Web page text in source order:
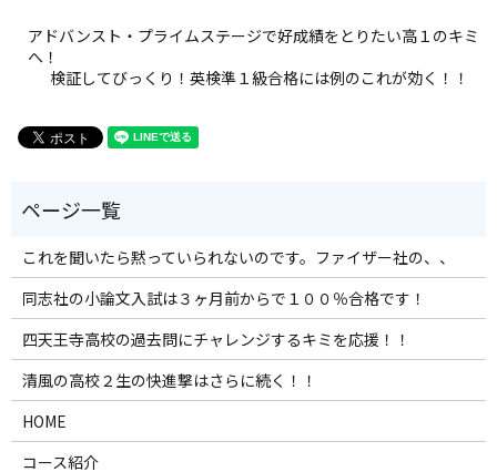
アドバンスト・プライムステージで好成績をとりたい高１のキミ
へ！
検証してびっくり！英検準１級合格には例のこれが効く！！
これを聞いたら黙っていられないのです。ファイザー社の、、
同志社の小論文入試は３ヶ月前からで１００％合格です！
四天王寺高校の過去問にチャレンジするキミを応援！！
清風の高校２生の快進撃はさらに続く！！
HOME
コース紹介